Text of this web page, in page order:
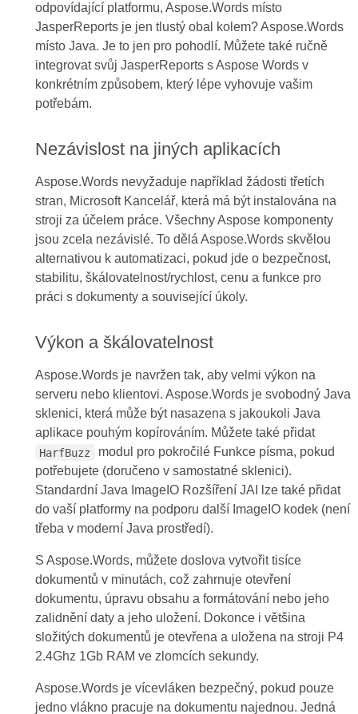
odpovídající platformu, Aspose.Words místo
JasperReports je jen tlustý obal kolem? Aspose.Words
místo Java. Je to jen pro pohodlí. Můžete také ručně
integrovat svůj JasperReports s Aspose Words v
konkrétním způsobem, který lépe vyhovuje vašim
potřebám.
Nezávislost na jiných aplikacích
Aspose.Words nevyžaduje například žádosti třetích
stran, Microsoft Kancelář, která má být instalována na
stroji za účelem práce. Všechny Aspose komponenty
jsou zcela nezávislé. To dělá Aspose.Words skvělou
alternativou k automatizaci, pokud jde o bezpečnost,
stabilitu, škálovatelnost/rychlost, cenu a funkce pro
práci s dokumenty a související úkoly.
Výkon a škálovatelnost
Aspose.Words je navržen tak, aby velmi výkon na
serveru nebo klientovi. Aspose.Words je svobodný Java
sklenici, která může být nasazena s jakoukoli Java
aplikace pouhým kopírováním. Můžete také přidat
HarfBuzz
modul pro pokročilé Funkce písma, pokud
potřebujete (doručeno v samostatné sklenici).
Standardní Java ImageIO Rozšíření JAI lze také přidat
do vaší platformy na podporu další ImageIO kodek (není
třeba v moderní Java prostředí).
S Aspose.Words, můžete doslova vytvořit tisíce
dokumentů v minutách, což zahrnuje otevření
dokumentu, úpravu obsahu a formátování nebo jeho
zalidnění daty a jeho uložení. Dokonce i většina
složitých dokumentů je otevřena a uložena na stroji P4
2.4Ghz 1Gb RAM ve zlomcích sekundy.
Aspose.Words je vícevláken bezpečný, pokud pouze
jedno vlákno pracuje na dokumentu najednou. Jedná